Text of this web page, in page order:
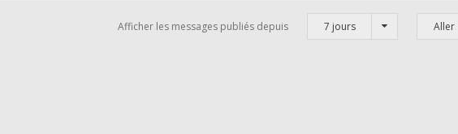
Afficher les messages publiés depuis 7 jours